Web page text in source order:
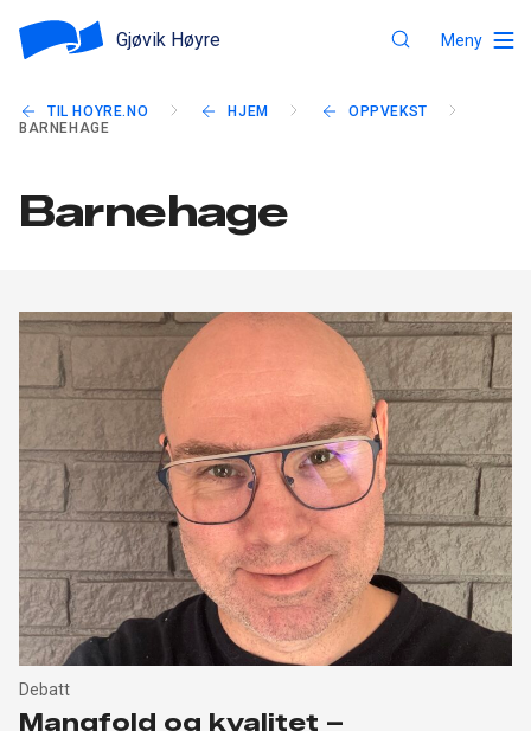
Gjøvik Høyre Meny
TIL HOYRE.NO HJEM
OPPVEKST
BARNEHAGE
Barnehage
Debatt
Mangfold og kvalitet –